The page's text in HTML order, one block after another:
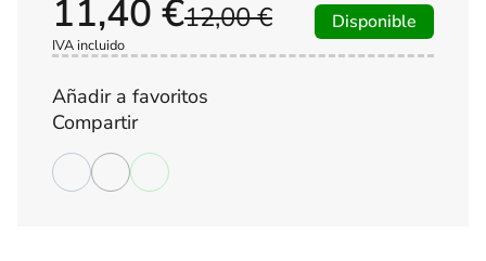
12,00 €
11,40 €
IVA incluido
Disponible
Añadir a favoritos
Compartir